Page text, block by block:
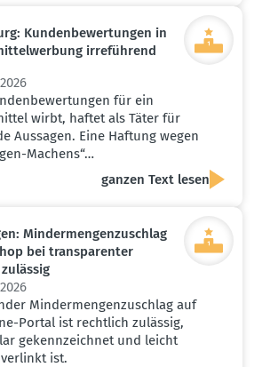
Kunden­be­wer­tungen in
irreführend
für ein
wirbt, haftet als Täter für
Aussagen. Eine Haftung wegen
Machens“…
ganzen Text lesen
Minder­men­gen­zu­schlag
bei trans­pa­renter
Mindermengenzuschlag auf
Portal ist rechtlich zulässig,
gekennzeichnet und leicht
ist.